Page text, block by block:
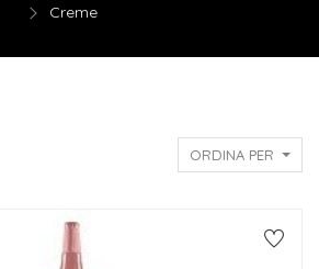
Creme
ORDINA PER